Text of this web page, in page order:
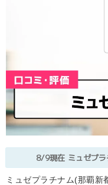
8/9現在 ミュゼプ
ミュゼプラチナム(那覇新